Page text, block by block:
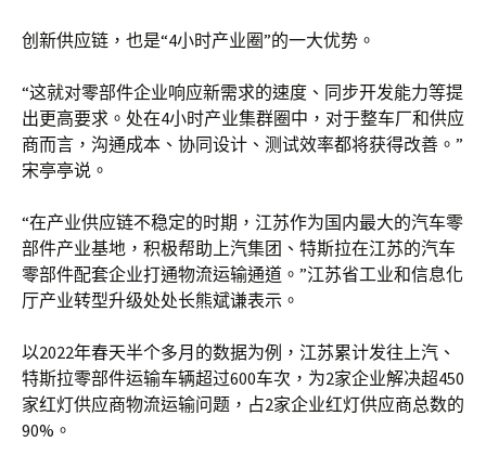
创新供应链，也是“4小时产业圈”的一大优势。
“这就对零部件企业响应新需求的速度、同步开发能力等提
出更高要求。处在4小时产业集群圈中，对于整车厂和供应
商而言，沟通成本、协同设计、测试效率都将获得改善。”
宋亭亭说。
“在产业供应链不稳定的时期，江苏作为国内最大的汽车零
部件产业基地，积极帮助上汽集团、特斯拉在江苏的汽车
零部件配套企业打通物流运输通道。”江苏省工业和信息化
厅产业转型升级处处长熊斌谦表示。
以2022年春天半个多月的数据为例，江苏累计发往上汽、
特斯拉零部件运输车辆超过600车次，为2家企业解决超450
家红灯供应商物流运输问题，占2家企业红灯供应商总数的
90%。